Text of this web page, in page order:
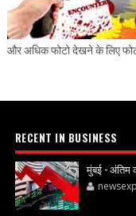
और अधिक फोटो देखने के लिए
RECENT IN BUSINESS
मुंबई - अंतिम